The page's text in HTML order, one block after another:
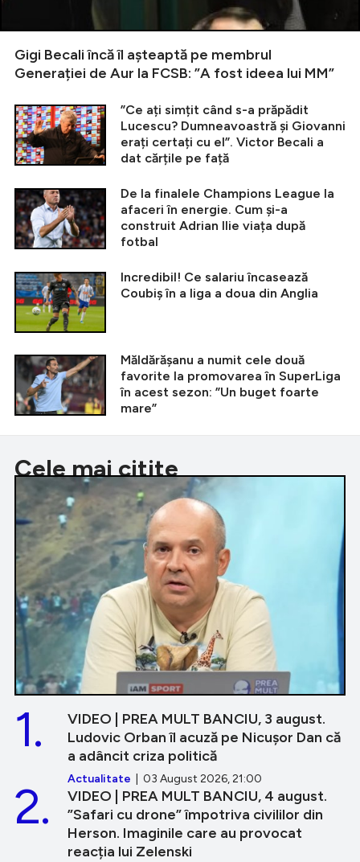
Gigi Becali încă îl așteaptă pe membrul
Generației de Aur la FCSB: ”A fost ideea lui MM”
”Ce ați simțit când s-a prăpădit
Lucescu? Dumneavoastră și Giovanni
erați certați cu el”. Victor Becali a
dat cărțile pe față
De la finalele Champions League la
afaceri în energie. Cum și-a
construit Adrian Ilie viața după
fotbal
Incredibil! Ce salariu încasează
Coubiș în a liga a doua din Anglia
Măldărășanu a numit cele două
favorite la promovarea în SuperLiga
în acest sezon: ”Un buget foarte
mare”
Cele mai citite
VIDEO | PREA MULT BANCIU, 3 august.
Ludovic Orban îl acuză pe Nicușor Dan că
a adâncit criza politică
Actualitate | 03 August 2026, 21:00
1.
VIDEO | PREA MULT BANCIU, 4 august.
”Safari cu drone” împotriva civililor din
Herson. Imaginile care au provocat
reacția lui Zelenski
2.